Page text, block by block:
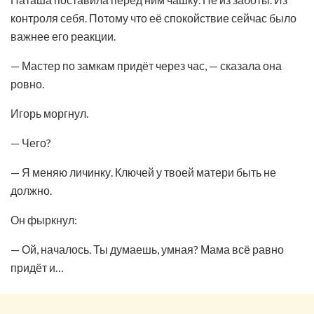
контроля себя. Потому что её спокойствие сейчас было
важнее его реакции.
— Мастер по замкам придёт через час, — сказала она
ровно.
Игорь моргнул.
— Чего?
— Я меняю личинку. Ключей у твоей матери быть не
должно.
Он фыркнул:
— Ой, началось. Ты думаешь, умная? Мама всё равно
придёт и…